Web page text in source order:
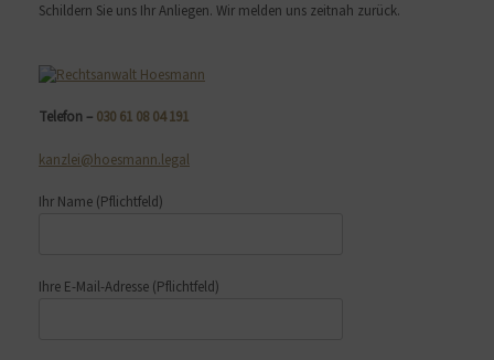
Schildern Sie uns Ihr Anliegen. Wir melden uns zeitnah zurück.
Telefon – 030 61 08 04 191
kanzlei@hoesmann.legal
Ihr Name (Pflichtfeld)
Ihre E-Mail-Adresse (Pflichtfeld)